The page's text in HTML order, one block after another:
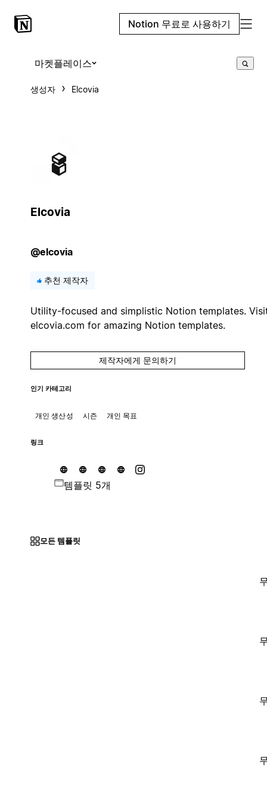
Notion 무료로 사용하기
마켓플레이스
생성자 Elcovia
Elcovia
@elcovia
추천 제작자
Utility-focused and simplistic Notion templates.
elcovia.com for amazing Notion templates.
제작자에게 문의하기
인기 카테고리
개인 생산성 시즌 개인 목표
링크
템플릿 5개
모든 템플릿